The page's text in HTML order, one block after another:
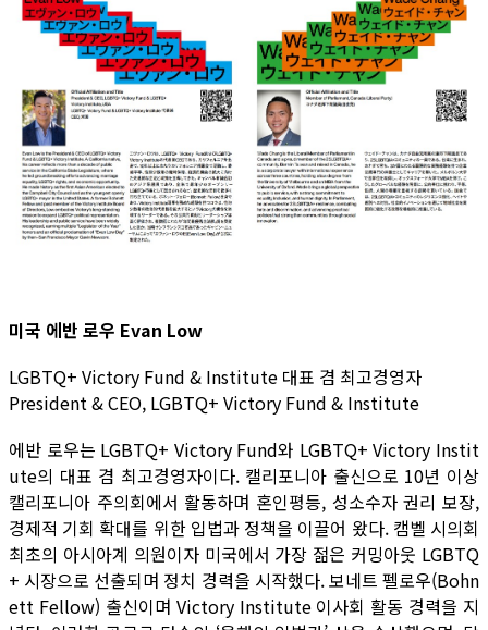
미국 에반 로우 Evan Low
LGBTQ+ Victory Fund & Institute 대표 겸 최고경영자
President & CEO, LGBTQ+ Victory Fund & Institute
에반 로우는 LGBTQ+ Victory Fund와 LGBTQ+ Victory Instit
ute의 대표 겸 최고경영자이다. 캘리포니아 출신으로 10년 이상
캘리포니아 주의회에서 활동하며 혼인평등, 성소수자 권리 보장,
경제적 기회 확대를 위한 입법과 정책을 이끌어 왔다. 캠벨 시의회
최초의 아시아계 의원이자 미국에서 가장 젊은 커밍아웃 LGBTQ
+ 시장으로 선출되며 정치 경력을 시작했다. 보네트 펠로우(Bohn
ett Fellow) 출신이며 Victory Institute 이사회 활동 경력을 지